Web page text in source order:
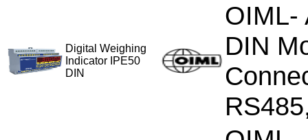
Digital Weighing
Indicator IPE50
DIN
OIML-
DIN